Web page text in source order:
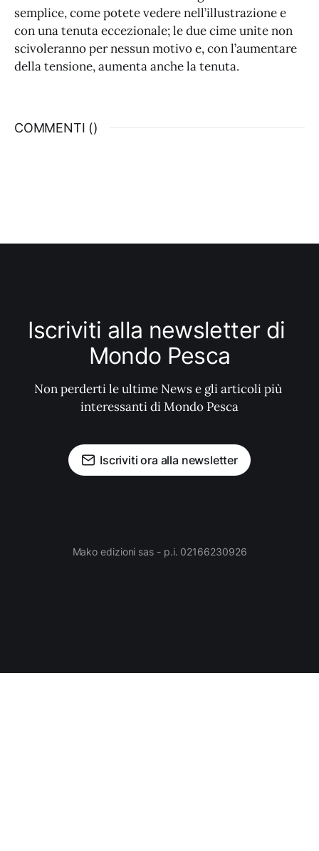
semplice, come potete vedere nell’illustrazione e
con una tenuta eccezionale; le due cime unite non
scivoleranno per nessun motivo e, con l’aumentare
della tensione, aumenta anche la tenuta.
COMMENTI ()
Iscriviti alla newsletter di
Mondo Pesca
Non perderti le ultime News e gli articoli più
interessanti di Mondo Pesca
Iscriviti ora alla newsletter
Mako edizioni sas - p.i. 02166230926